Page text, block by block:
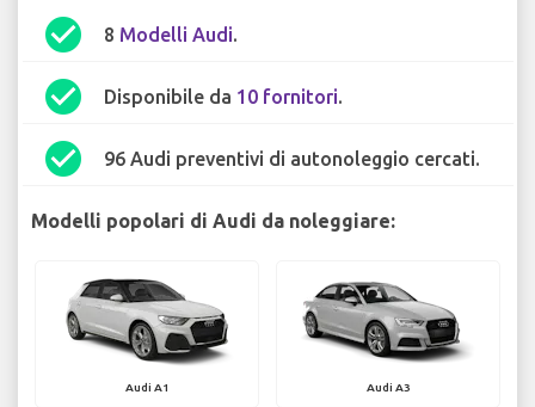
check_circle 8 Modelli Audi.
check_circle Disponibile da 10 fornitori.
check_circle 96 Audi preventivi di autonoleggio cercati.
Modelli popolari di Audi da noleggiare:
Audi A1 Audi A3